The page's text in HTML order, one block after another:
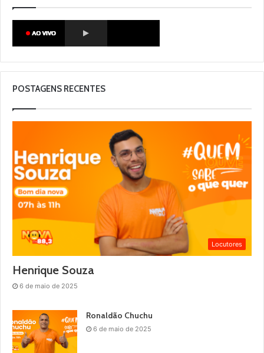
POSTAGENS RECENTES
Locutores
Henrique Souza
6 de maio de 2025
Ronaldão Chuchu
6 de maio de 2025